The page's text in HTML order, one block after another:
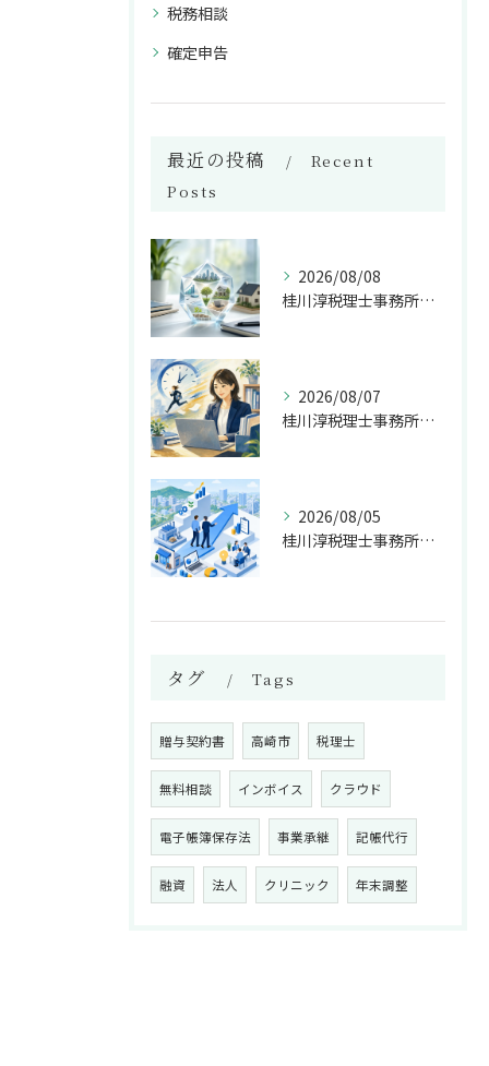
税務相談
確定申告
最近の投稿
Recent
Posts
2026/08/08
桂川淳税理士事務所の多角的な経営相談対応とは
2026/08/07
桂川淳税理士事務所が選ばれる2日以内対応
2026/08/05
桂川淳税理士事務所が高崎の経営相談で担う伴走支援
タグ Tags
贈与契約書 高崎市 税理士
無料相談 インボイス クラウド
電子帳簿保存法 事業承継 記帳代行
融資 法人 クリニック 年末調整